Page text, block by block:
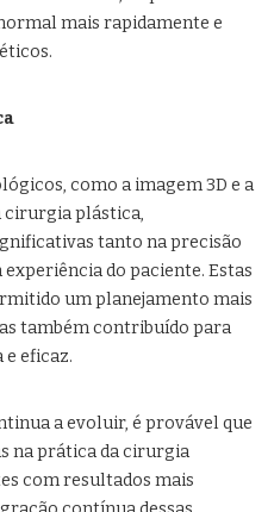
mais rapidamente e
como a imagem 3D e a
plástica,
tanto na precisão
do paciente. Estas
um planejamento mais
também contribuído para
eficaz.
a evoluir, é provável que
na prática da cirurgia
com resultados mais